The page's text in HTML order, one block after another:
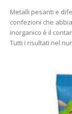
Metalli pesanti e
confezioni che
inorganico è il
Tutti i risultati nel